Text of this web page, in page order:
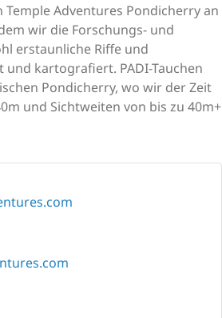
Adventures Pondicherry an
wir die Forschungs- und
erstaunliche Riffe und
kartografiert. PADI-Tauchen
Pondicherry, wo wir der Zeit
und Sichtweiten von bis zu 40m+